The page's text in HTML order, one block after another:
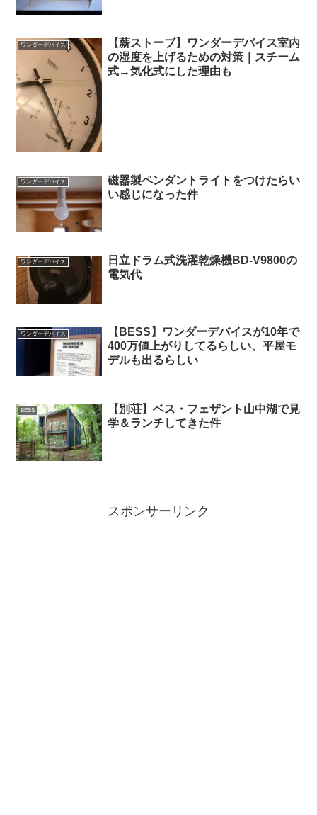
ワンダーデバイス
【薪ストーブ】ワンダーデバイス室内
の湿度を上げるための対策｜スチーム
式→気化式にした理由も
ワンダーデバイス
磁器製ペンダントライトをつけたらい
い感じになった件
ワンダーデバイス
日立ドラム式洗濯乾燥機BD-V9800の
電気代
ワンダーデバイス
【BESS】ワンダーデバイスが10年で
400万値上がりしてるらしい、平屋モ
デルも出るらしい
BESS
【別荘】ベス・フェザント山中湖で見
学＆ランチしてきた件
スポンサーリンク